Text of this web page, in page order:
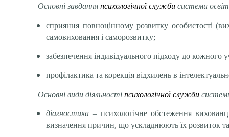
Основні завдання психологічної служби системи
сприяння повноцінному розвитку особистості
самовиховання і саморозвитку;
забезпечення індивідуального підходу до
профілактика та корекція відхилень в
Основні види діяльності психологічної служби
діагностика– психологічне обстеження
визначення причин, що ускладнюють їх розвиток